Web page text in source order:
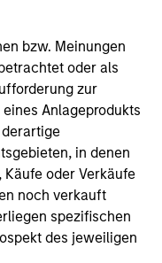
bzw. Meinungen
oder als
zur
Anlageprodukts
in denen
oder Verkäufe
noch verkauft
spezifischen
des jeweiligen
und Netzwerke